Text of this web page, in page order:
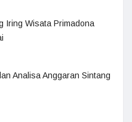
Iring Wisata Primadona
Analisa Anggaran Sintang